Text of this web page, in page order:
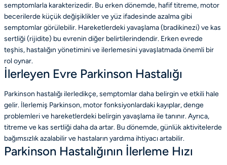
semptomlarla karakterizedir. Bu erken dönemde, hafif titreme, motor
becerilerde küçük değişiklikler ve yüz ifadesinde azalma gibi
semptomlar görülebilir. Hareketlerdeki yavaşlama (bradikinezi) ve kas
sertliği (rijidite) bu evrenin diğer belirtilerindendir. Erken evrede
teşhis, hastalığın yönetimini ve ilerlemesini yavaşlatmada önemli bir
rol oynar.
İlerleyen Evre Parkinson Hastalığı
Parkinson hastalığı ilerledikçe, semptomlar daha belirgin ve etkili hale
gelir. İlerlemiş Parkinson, motor fonksiyonlardaki kayıplar, denge
problemleri ve hareketlerdeki belirgin yavaşlama ile tanınır. Ayrıca,
titreme ve kas sertliği daha da artar. Bu dönemde, günlük aktivitelerde
bağımsızlık azalabilir ve hastaların yardıma ihtiyacı artabilir.
Parkinson Hastalığının İlerleme Hızı